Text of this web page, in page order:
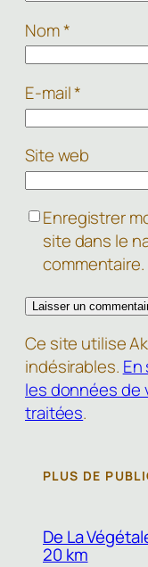
Nom*
E-mail*
Site web
Enregistrer
site dans le
commentaire.
Ce site utilise
indésirables.
les données de
traitées.
PLUS DE
De La
20 km